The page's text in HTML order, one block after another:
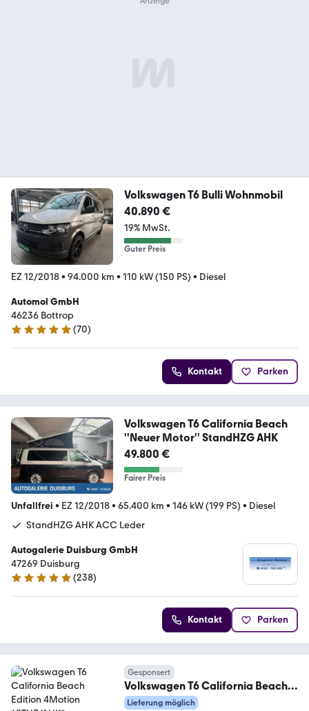
Volkswagen T6 Bulli Wohnmobil
40.890 €
19% MwSt.
Guter Preis
EZ 12/2018• 94.000 km • 110 kW (150 PS) • Diesel
Automol GmbH
46236 Bottrop
4.9 Sterne
(70)
Kontakt Parken
Volkswagen T6 California Beach
''Neuer Motor'' StandHZG AHK
49.800 €
Fairer Preis
Unfallfrei • EZ 12/2018• 65.400 km • 146 kW (199 PS) • Diesel
StandHZG AHK ACC Leder
Autogalerie Duisburg GmbH
47269 Duisburg
4.8 Sterne
(238)
Kontakt Parken
Gesponsert
Volkswagen T6 California Beach
Edition 4Motion *STHZ/AHK*
Lieferung möglich